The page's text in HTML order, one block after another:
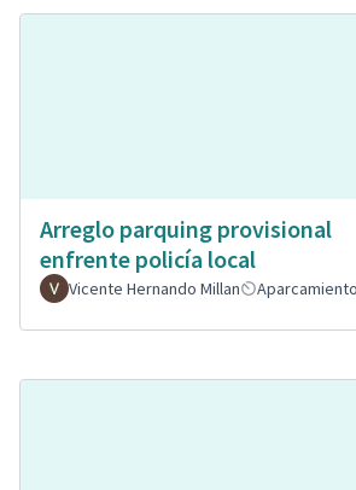
Arreglo parquing provisional
enfrente policía local
Vicente Hernando Millan